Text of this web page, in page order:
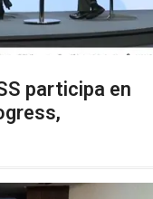
participa en